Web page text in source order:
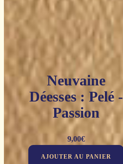
Neuvaine
Déesses : Pelé -
Passion
9,00€
AJOUTER AU PANIER